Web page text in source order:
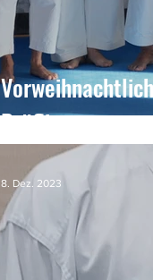
Prüflinge
8. Dez. 2023